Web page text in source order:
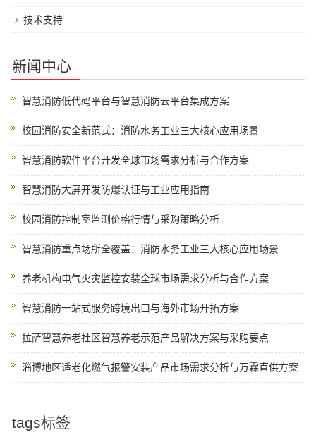
技术支持
新闻中心
智慧消防低代码平台与智慧消防云平台集成方案
校园消防安全新范式：消防水务工业三大核心应用场景
智慧消防软件平台开发全球市场需求分析与合作方案
智慧消防大屏开发防爆认证与工业应用指南
校园消防控制室监测价格行情与采购策略分析
智慧消防重点场所全覆盖：消防水务工业三大核心应用场景
养老机构电气火灾监控安装全球市场需求分析与合作方案
智慧消防一站式服务跨境出口与海外市场开拓方案
拉萨智慧养老社区智慧养老示范产品解决方案与采购要点
淄博地区适老化燃气报警安装产品市场需求分析与万霖直供方案
tags标签